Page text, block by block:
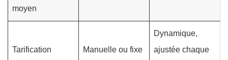
moyen
Tarification Manuelle ou fixe
Dynamique,
ajustée chaque